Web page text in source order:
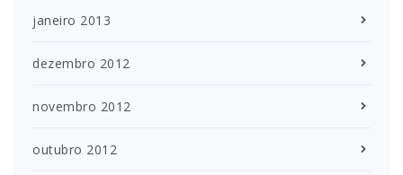
janeiro 2013
dezembro 2012
novembro 2012
outubro 2012